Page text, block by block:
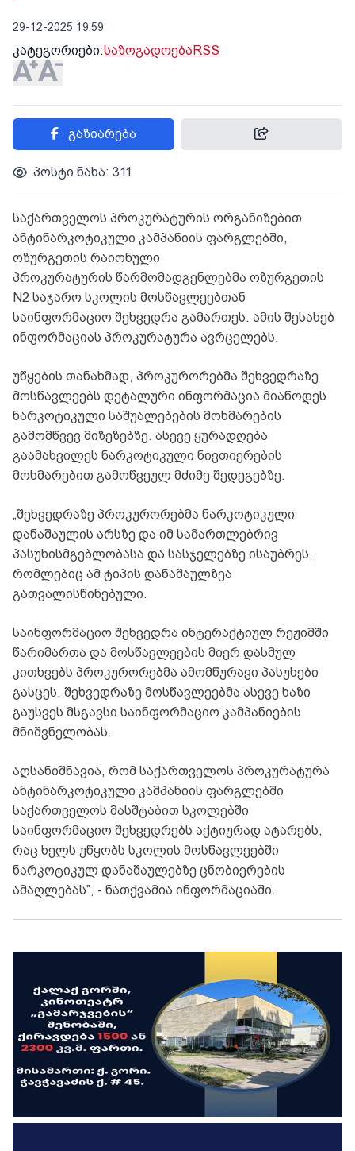
29-12-2025 19:59
კატეგორიები:საზოგადოებაRSS
გაზიარება
პოსტი ნახა: 311
საქართველოს პროკურატურის ორგანიზებით
ანტინარკოტიკული კამპანიის ფარგლებში,
ოზურგეთის რაიონული
პროკურატურის წარმომადგენლებმა ოზურგეთის
N2 საჯარო სკოლის მოსწავლეებთან
საინფორმაციო შეხვედრა გამართეს. ამის შესახებ
ინფორმაციას პროკურატურა ავრცელებს.
უწყების თანახმად, პროკურორებმა შეხვედრაზე
მოსწავლეებს დეტალური ინფორმაცია მიაწოდეს
ნარკოტიკული საშუალებების მოხმარების
გამომწვევ მიზეზებზე. ასევე ყურადღება
გაამახვილეს ნარკოტიკული ნივთიერების
მოხმარებით გამოწვეულ მძიმე შედეგებზე.
„შეხვედრაზე პროკურორებმა ნარკოტიკული
დანაშაულის არსზე და იმ სამართლებრივ
პასუხისმგებლობასა და სასჯელებზე ისაუბრეს,
რომლებიც ამ ტიპის დანაშაულზეა
გათვალისწინებული.
საინფორმაციო შეხვედრა ინტერაქტიულ რეჟიმში
წარიმართა და მოსწავლეების მიერ დასმულ
კითხვებს პროკურორებმა ამომწურავი პასუხები
გასცეს. შეხვედრაზე მოსწავლეებმა ასევე ხაზი
გაუსვეს მსგავსი საინფორმაციო კამპანიების
მნიშვნელობას.
აღსანიშნავია, რომ საქართველოს პროკურატურა
ანტინარკოტიკული კამპანიის ფარგლებში
საქართველოს მასშტაბით სკოლებში
საინფორმაციო შეხვედრებს აქტიურად ატარებს,
რაც ხელს უწყობს სკოლის მოსწავლეებში
ნარკოტიკულ დანაშაულებზე ცნობიერების
ამაღლებას”, - ნათქვამია ინფორმაციაში.